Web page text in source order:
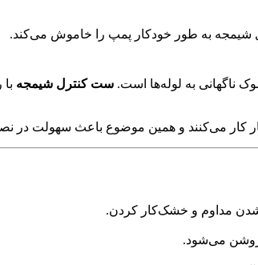
شیمجه به طور خودکار پمپ را خاموش می‌کند.
ناگهانی به لوله‌ها است. ست کنترل شیمجه
کار می‌کنند و همین موضوع باعث سهولت در
مداوم و خشک‌کار کردن.
روشن می‌شود.